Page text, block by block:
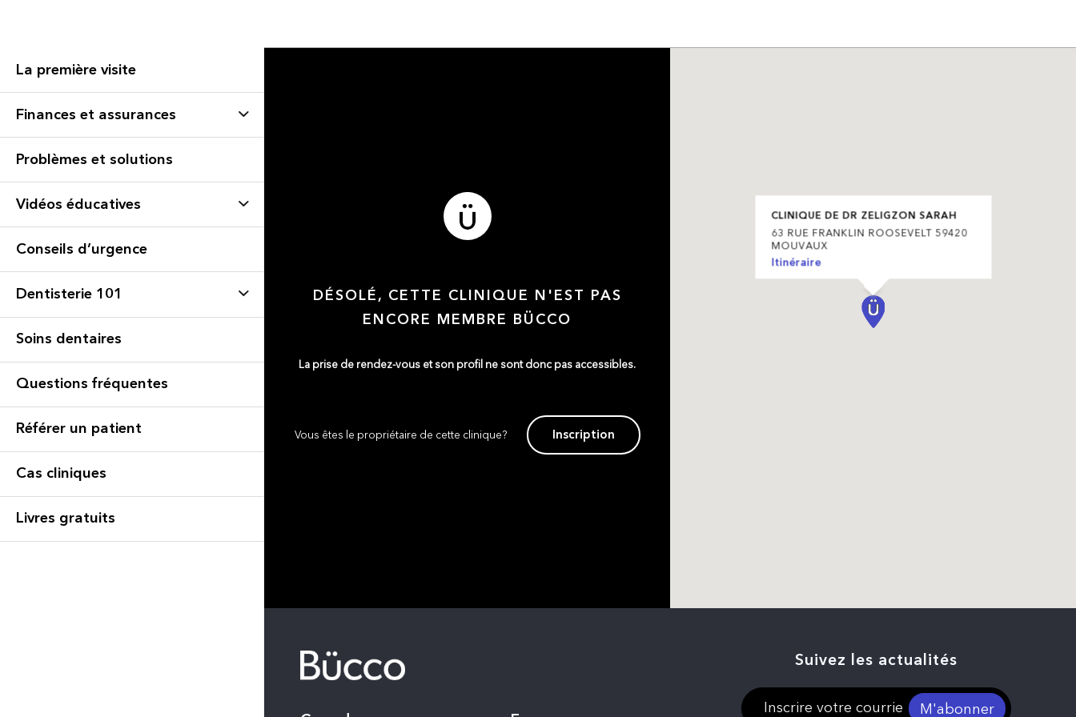
La première visite
Finances et assurances
Problèmes et solutions
Vidéos éducatives
Conseils d’urgence
Dentisterie 101
Soins dentaires
Questions fréquentes
Référer un patient
Cas cliniques
Livres gratuits
DÉSOLÉ, CETTE CLINIQUE N'EST PAS
ENCORE MEMBRE BÜCCO
La prise de rendez-vous et son profil ne sont donc pas accessibles.
Vous êtes le propriétaire de cette clinique? Inscription
CLINIQUE DE DR ZELIGZON SARAH
63 RUE FRANKLIN ROOSEVELT 59420
MOUVAUX
Itinéraire
Suivez les actualités
M'abonner